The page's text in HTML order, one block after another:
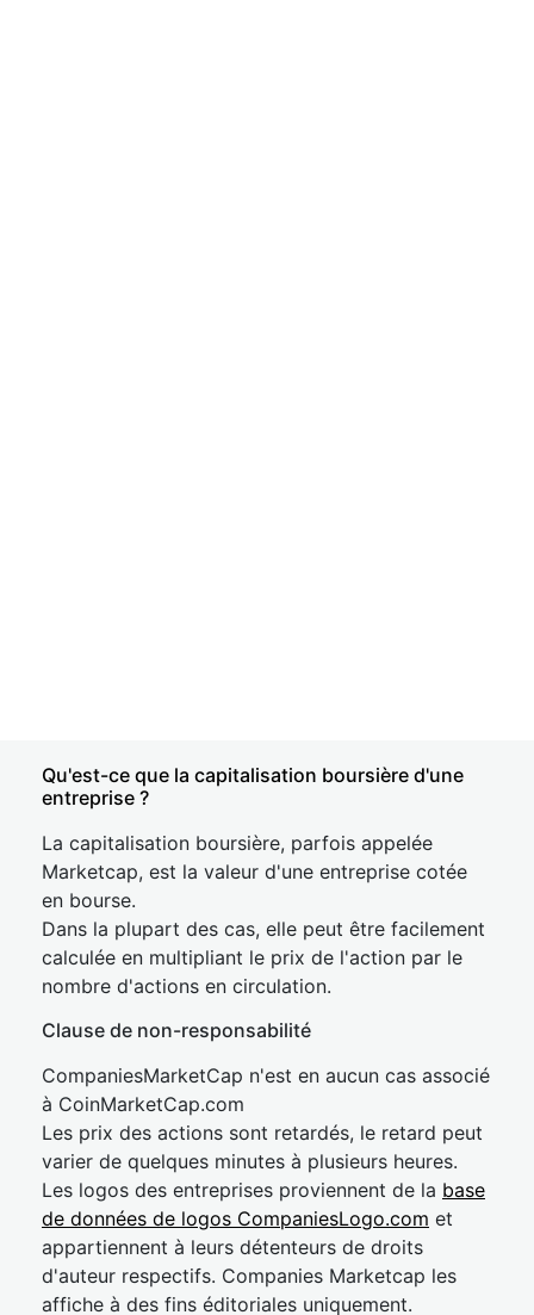
Qu'est-ce que la capitalisation boursière d'une
entreprise ?
La capitalisation boursière, parfois appelée
Marketcap, est la valeur d'une entreprise cotée
en bourse.
Dans la plupart des cas, elle peut être facilement
calculée en multipliant le prix de l'action par le
nombre d'actions en circulation.
Clause de non-responsabilité
CompaniesMarketCap n'est en aucun cas associé
à CoinMarketCap.com
Les prix des actions sont retardés, le retard peut
varier de quelques minutes à plusieurs heures.
Les logos des entreprises proviennent de la base
de données de logos CompaniesLogo.com et
appartiennent à leurs détenteurs de droits
d'auteur respectifs. Companies Marketcap les
affiche à des fins éditoriales uniquement.